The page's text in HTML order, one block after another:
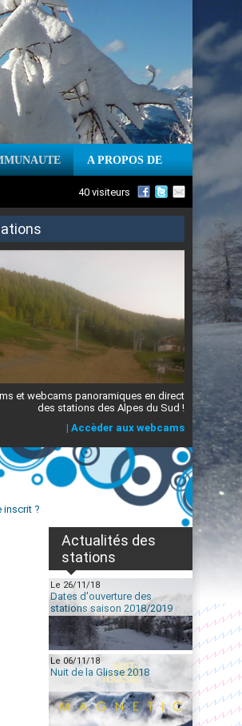
A PROPOS DE
40 visiteurs
et webcams panoramiques en direct
des stations des Alpes du Sud !
| Accèder aux webcams
inscrit ?
Actualités des
stations
Le 26/11/18
Dates d'ouverture des
stations saison 2018/2019
Le 06/11/18
Nuit de la Glisse 2018